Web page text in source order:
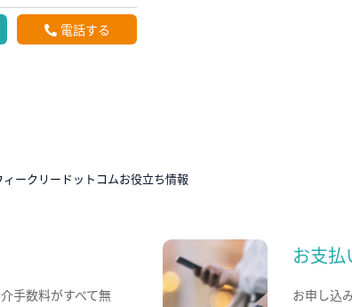
電話する
ィークリードットコムお役立ち情報
手数料がすべて無
お支払
お申し込